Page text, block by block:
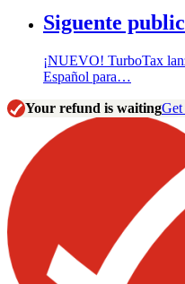
Siguente
¡NUEVO! TurboTax
Español para…
Your refund is waitingGet